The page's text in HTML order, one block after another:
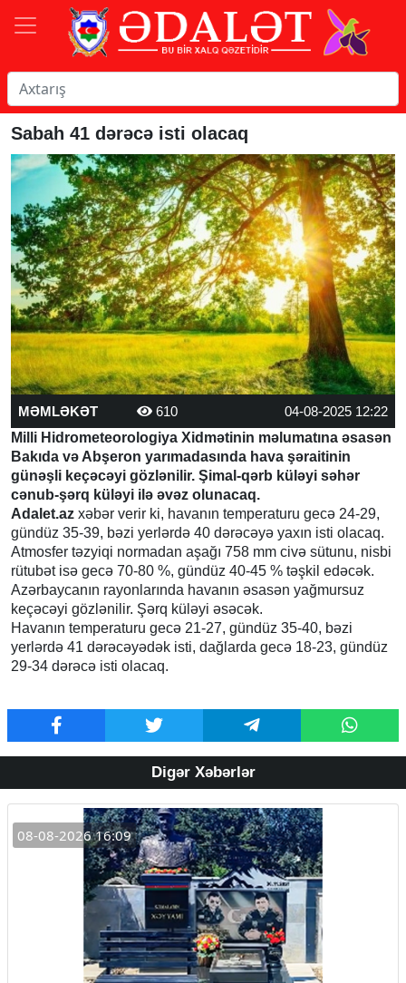
Sabah 41 dərəcə isti olacaq
MƏMLƏKƏT 610
04-08-2025 12:22
Milli Hidrometeorologiya Xidmətinin məlumatına əsasən
Bakıda və Abşeron yarımadasında hava şəraitinin
günəşli keçəcəyi gözlənilir. Şimal-qərb küləyi səhər
cənub-şərq küləyi ilə əvəz olunacaq.
Adalet.az xəbər verir ki, havanın temperaturu gecə 24-29,
gündüz 35-39, bəzi yerlərdə 40 dərəcəyə yaxın isti olacaq.
Atmosfer təzyiqi normadan aşağı 758 mm civə sütunu, nisbi
rütubət isə gecə 70-80 %, gündüz 40-45 % təşkil edəcək.
Azərbaycanın rayonlarında havanın əsasən yağmursuz
keçəcəyi gözlənilir. Şərq küləyi əsəcək.
Havanın temperaturu gecə 21-27, gündüz 35-40, bəzi
yerlərdə 41 dərəcəyədək isti, dağlarda gecə 18-23, gündüz
29-34 dərəcə isti olacaq.
Digər Xəbərlər
08-08-2026 16:09